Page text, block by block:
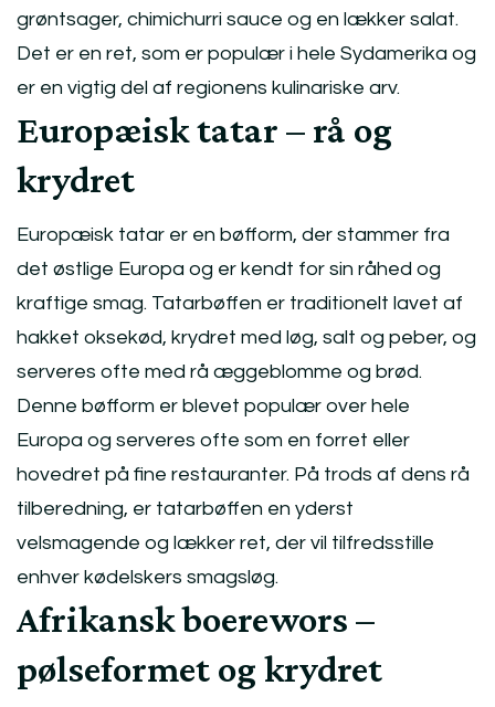
grøntsager, chimichurri sauce og en lækker salat.
Det er en ret, som er populær i hele Sydamerika og
er en vigtig del af regionens kulinariske arv.
Europæisk tatar – rå og
krydret
Europæisk tatar er en bøfform, der stammer fra
det østlige Europa og er kendt for sin råhed og
kraftige smag. Tatarbøffen er traditionelt lavet af
hakket oksekød, krydret med løg, salt og peber, og
serveres ofte med rå æggeblomme og brød.
Denne bøfform er blevet populær over hele
Europa og serveres ofte som en forret eller
hovedret på fine restauranter. På trods af dens rå
tilberedning, er tatarbøffen en yderst
velsmagende og lækker ret, der vil tilfredsstille
enhver kødelskers smagsløg.
Afrikansk boerewors –
pølseformet og krydret